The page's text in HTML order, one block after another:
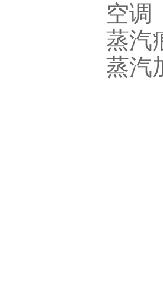
空调
蒸汽
蒸汽